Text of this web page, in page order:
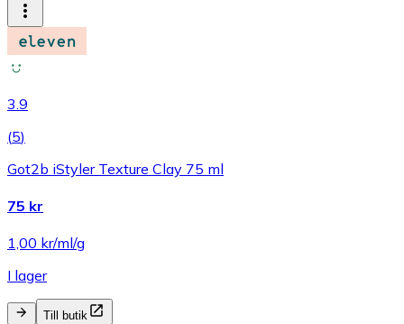
3.9
(5)
Got2b iStyler Texture Clay 75 ml
75 kr
1,00 kr/ml/g
I lager
Till butik